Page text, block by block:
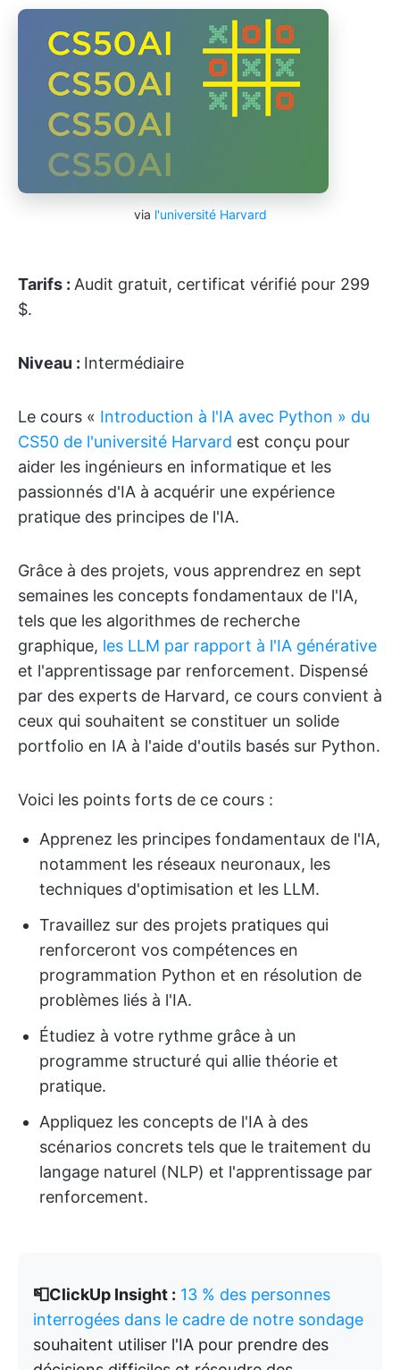
via l'université Harvard
Tarifs : Audit gratuit, certificat vérifié pour 299
$.
Niveau : Intermédiaire
Le cours « Introduction à l'IA avec Python » du
CS50 de l'université Harvard est conçu pour
aider les ingénieurs en informatique et les
passionnés d'IA à acquérir une expérience
pratique des principes de l'IA.
Grâce à des projets, vous apprendrez en sept
semaines les concepts fondamentaux de l'IA,
tels que les algorithmes de recherche
graphique, les LLM par rapport à l'IA générative
et l'apprentissage par renforcement. Dispensé
par des experts de Harvard, ce cours convient à
ceux qui souhaitent se constituer un solide
portfolio en IA à l'aide d'outils basés sur Python.
Voici les points forts de ce cours :
Apprenez les principes fondamentaux de l'IA,
notamment les réseaux neuronaux, les
techniques d'optimisation et les LLM.
Travaillez sur des projets pratiques qui
renforceront vos compétences en
programmation Python et en résolution de
problèmes liés à l'IA.
Étudiez à votre rythme grâce à un
programme structuré qui allie théorie et
pratique.
Appliquez les concepts de l'IA à des
scénarios concrets tels que le traitement du
langage naturel (NLP) et l'apprentissage par
renforcement.
📮ClickUp Insight : 13 % des personnes
interrogées dans le cadre de notre sondage
souhaitent utiliser l'IA pour prendre des